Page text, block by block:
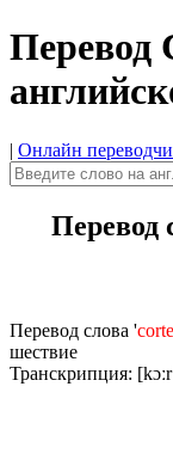
Перевод
| Онлайн
Перевод
Перевод слова '
шествие
Транскрипция: